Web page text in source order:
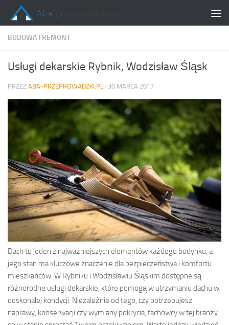
Skip to content
BUDOWA I REMONT
Usługi dekarskie Rybnik, Wodzisław Śląsk
PRZEZ ABA-PRZEPROWADZKI.PL · 30 MARCA 2017
Dach to jeden z najważniejszych elementów każdego budynku, a
jego stan ma kluczowe znaczenie dla bezpieczeństwa i komfortu
mieszkańców. W Rybniku i Wodzisławiu Śląskim dostępne są
różnorodne usługi dekarskie, które pomogą w utrzymaniu dachu w
doskonałej kondycji. Niezależnie od tego, czy potrzebujesz
naprawy, konserwacji czy wymiany pokrycia, fachowcy w tej branży